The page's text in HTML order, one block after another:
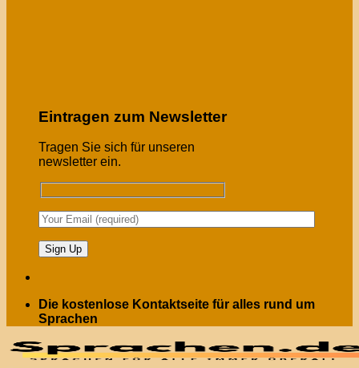
Eintragen zum Newsletter
Tragen Sie sich für unseren
newsletter ein.
Die kostenlose Kontaktseite für alles rund um
Sprachen